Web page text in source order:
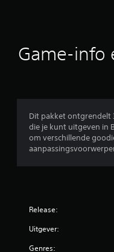
Game-info
Dit pakket ontgrendelt
die je kunt uitgeven in
om verschillende
Release:
Uitgever:
Genres: